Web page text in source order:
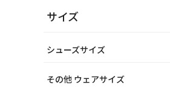
サイズ
シューズサイズ
その他 ウェアサイズ